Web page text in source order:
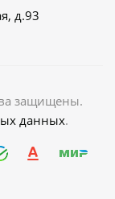
д.93
защищены.
данных.